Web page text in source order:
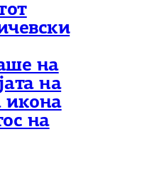
на
на
икона
на